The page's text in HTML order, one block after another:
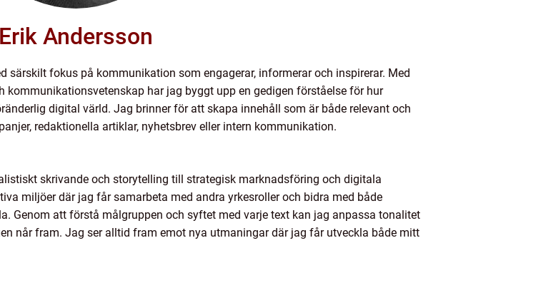
Erik Andersson
särskilt fokus på kommunikation som engagerar, informerar och inspirerar. Med
kommunikationsvetenskap har jag byggt upp en gedigen förståelse för hur
digital värld. Jag brinner för att skapa innehåll som är både relevant och
redaktionella artiklar, nyhetsbrev eller intern kommunikation.
skrivande och storytelling till strategisk marknadsföring och digitala
miljöer där jag får samarbeta med andra yrkesroller och bidra med både
Genom att förstå målgruppen och syftet med varje text kan jag anpassa tonalitet
når fram. Jag ser alltid fram emot nya utmaningar där jag får utveckla både mitt